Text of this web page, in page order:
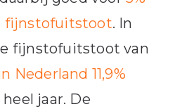
fijnstofuitstoot. In
fijnstofuitstoot van
Nederland 11,9%
jaar. De